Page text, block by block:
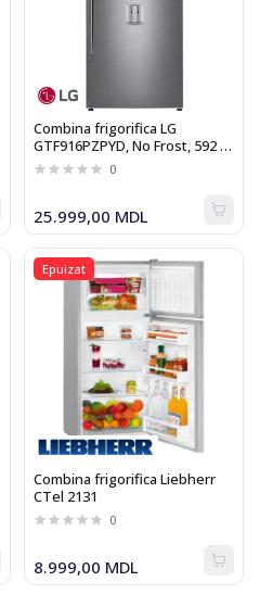
Combina frigorifica LG
GTF916PZPYD, No Frost, 592 l,
H 184 cm, Clasa E, dozator apa,
argintiu
0
25.999,00 MDL
Epuizat
Combina frigorifica Liebherr
CTel 2131
0
8.999,00 MDL